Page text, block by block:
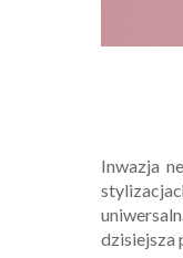
Inwazja
dzisiejsza